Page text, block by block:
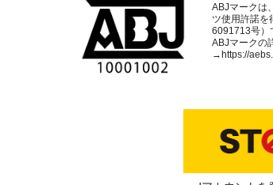
ABJマークは
ツ使用許諾を
6091713号）
ABJマークの
→https://